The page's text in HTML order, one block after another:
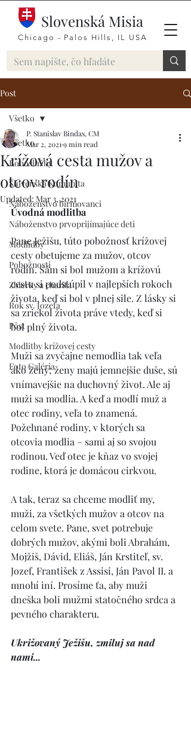
Slovenská Misia
Chicago - Palos Hills, IL USA
Post
Všetko
Bohoslužby
Slovenská Komunita
Náboženstvo birmovanci
Náboženstvo prvoprijímajúce deti
Modlidby
Pobožnosti
Zbierky a charita
Rok sv. Jozefa
Pôst
Modlitby krížovej cesty
Foto Galéria
Všetko
Krížová cesta mužov a
otcov rodín
P. Stanislav Bindas, CM
Mar 2, 2021 9 min read
Updated: Mar 3, 2021
Úvodná modlitba
Pane Ježišu, túto pobožnosť krížovej
cesty obetujeme za mužov, otcov
rodín. Sám si bol mužom a krížovú
cestu si podstúpil v najlepších rokoch
života, keď si bol v plnej sile. Z lásky si
sa zriekol života práve vtedy, keď si
bol plný života.
Muži sa zvyčajne nemodlia tak veľa
ako ženy; ženy majú jemnejšie duše, sú
vnímavejšie na duchovný život. Ale aj
muži sa modlia. A keď a modlí muž a
otec rodiny, veľa to znamená.
Požehnané rodiny, v ktorých sa
otcovia modlia – sami aj so svojou
rodinou. Veď otec je kňaz vo svojej
rodine, ktorá je domácou cirkvou.
A tak, teraz sa chceme modliť my,
muži, za všetkých mužov a otcov na
celom svete. Pane, svet potrebuje
dobrých mužov, akými boli Abrahám,
Mojžiš, Dávid, Eliáš, Ján Krstiteľ, sv.
Jozef, František z Assisi, Ján Pavol II. a
mnohí iní. Prosíme ťa, aby muži
dneška boli mužmi statočného srdca a
pevného charakteru.
Ukrižovaný Ježišu, zmiluj sa nad
nami...